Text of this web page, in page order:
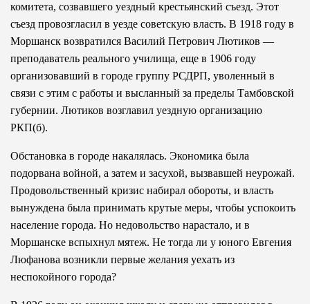
комитета, созвавшего уездный крестьянский съезд. Этот
съезд провозгласил в уезде советскую власть. В 1918 году в
Моршанск возвратился Василий Петрович Лютиков —
преподаватель реального училища, еще в 1906 году
организовавший в городе группу РСДРП, уволенный в
связи с этим с работы и высланный за пределы Тамбовской
губернии. Лютиков возглавил уездную организацию
РКП(б).
Обстановка в городе накалялась. Экономика была
подорвана войной, а затем и засухой, вызвавшей неурожай.
Продовольственный кризис набирал обороты, и власть
вынуждена была принимать крутые меры, чтобы успокоить
население города. Но недовольство нарастало, и в
Моршанске вспыхнул мятеж. Не тогда ли у юного Евгения
Люфанова возникли первые желания уехать из
неспокойного города?